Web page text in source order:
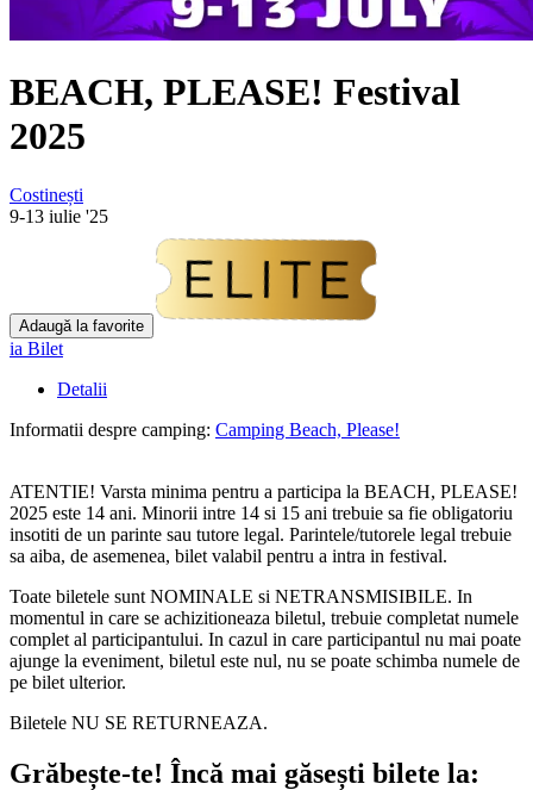
BEACH, PLEASE! Festival
2025
Costinești
9-13 iulie '25
Adaugă la favorite
ia Bilet
Detalii
Informatii despre camping: Camping Beach, Please!
ATENTIE! Varsta minima pentru a participa la BEACH, PLEASE!
2025 este 14 ani. Minorii intre 14 si 15 ani trebuie sa fie obligatoriu
insotiti de un parinte sau tutore legal. Parintele/tutorele legal trebuie
sa aiba, de asemenea, bilet valabil pentru a intra in festival.
Toate biletele sunt NOMINALE si NETRANSMISIBILE. In
momentul in care se achizitioneaza biletul, trebuie completat numele
complet al participantului. In cazul in care participantul nu mai poate
ajunge la eveniment, biletul este nul, nu se poate schimba numele de
pe bilet ulterior.
Biletele NU SE RETURNEAZA.
Grăbește-te! Încă mai găsești bilete la: